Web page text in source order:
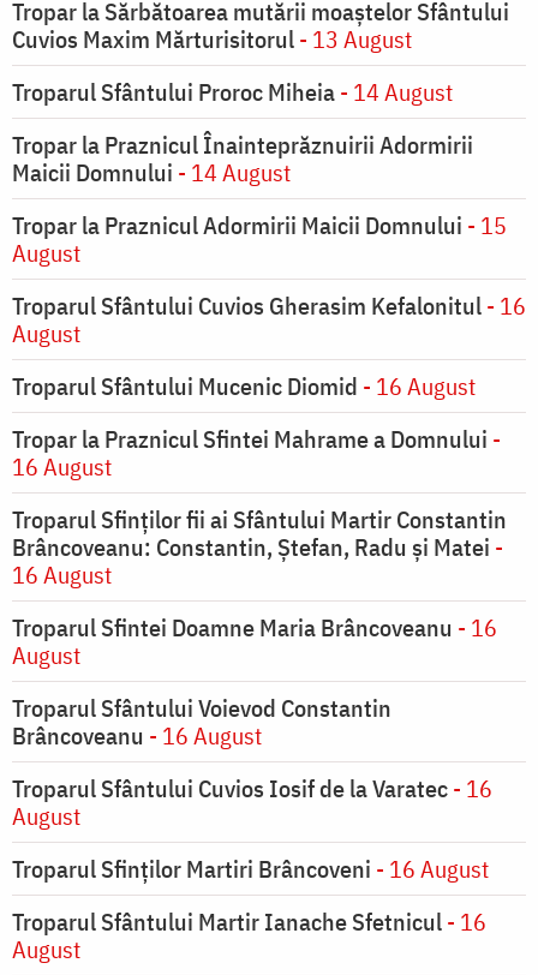
Tropar la Sărbătoarea mutării moaştelor Sfântului
Cuvios Maxim Mărturisitorul- 13 August
Troparul Sfântului Proroc Miheia- 14 August
Tropar la Praznicul Înainteprăznuirii Adormirii
Maicii Domnului - 14 August
Tropar la Praznicul Adormirii Maicii Domnului - 15
August
Troparul Sfântului Cuvios Gherasim Kefalonitul- 16
August
Troparul Sfântului Mucenic Diomid - 16 August
Tropar la Praznicul Sfintei Mahrame a Domnului -
16 August
Troparul Sfinților fii ai Sfântului Martir Constantin
Brâncoveanu: Constantin, Ștefan, Radu și Matei -
16 August
Troparul Sfintei Doamne Maria Brâncoveanu - 16
August
Troparul Sfântului Voievod Constantin
Brâncoveanu - 16 August
Troparul Sfântului Cuvios Iosif de la Varatec- 16
August
Troparul Sfinților Martiri Brâncoveni - 16 August
Troparul Sfântului Martir Ianache Sfetnicul- 16
August